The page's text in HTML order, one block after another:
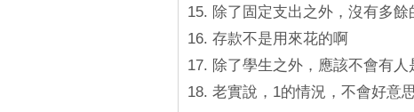
15. 除了固定支出之外，沒有多
16. 存款不是用來花的啊
17. 除了學生之外，應該不會有人
18. 老實說，1的情況，不會好意